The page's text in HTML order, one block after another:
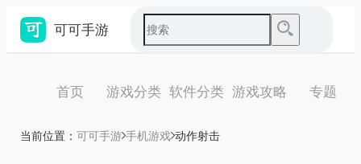
可可手游
首页 游戏分类 软件分类 游戏攻略 专题
当前位置： 可可手游 手机游戏 动作射击